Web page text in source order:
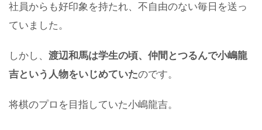
社員からも好印象を持たれ、不自由のない毎日を送っ
ていました。
しかし、 渡辺和馬は学生の頃、仲間とつるんで小嶋龍
吉という人物をいじめていたのです。
将棋のプロを目指していた小嶋龍吉。